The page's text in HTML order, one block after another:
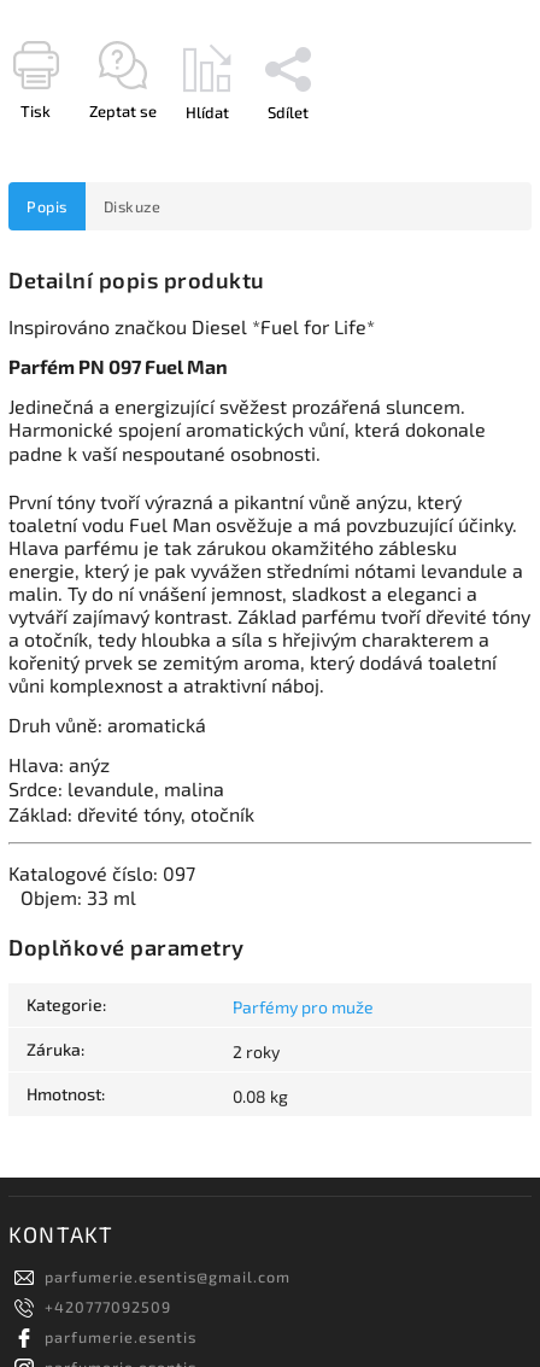
Tisk Zeptat se Hlídat Sdílet
Popis Diskuze
Detailní popis produktu
Inspirováno značkou Diesel *Fuel for Life*
Parfém PN 097 Fuel Man
Jedinečná a energizující svěžest prozářená sluncem.
Harmonické spojení aromatických vůní, která dokonale
padne k vaší nespoutané osobnosti.
První tóny tvoří výrazná a pikantní vůně anýzu, který
toaletní vodu Fuel Man osvěžuje a má povzbuzující účinky.
Hlava parfému je tak zárukou okamžitého záblesku
energie, který je pak vyvážen středními nótami levandule a
malin. Ty do ní vnášení jemnost, sladkost a eleganci a
vytváří zajímavý kontrast. Základ parfému tvoří dřevité tóny
a otočník, tedy hloubka a síla s hřejivým charakterem a
kořenitý prvek se zemitým aroma, který dodává toaletní
vůni komplexnost a atraktivní náboj.
Druh vůně: aromatická
Hlava: anýz
Srdce: levandule, malina
Základ: dřevité tóny, otočník
Katalogové číslo: 097
Objem: 33 ml
Doplňkové parametry
Kategorie: Parfémy pro muže
Záruka: 2 roky
Hmotnost: 0.08 kg
KONTAKT
parfumerie.esentis@gmail.com
+420777092509
parfumerie.esentis